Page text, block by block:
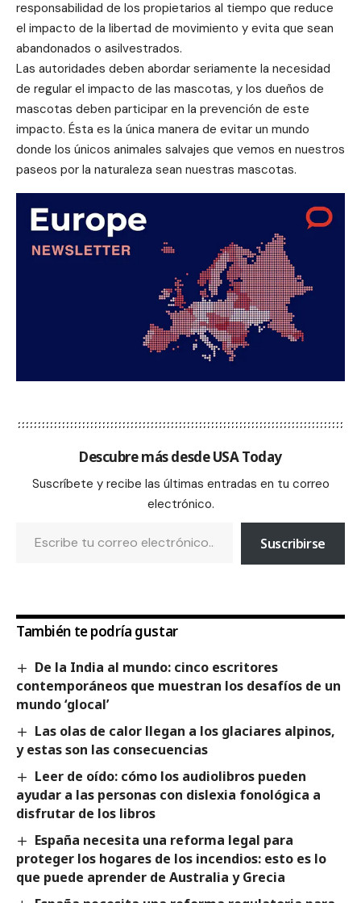
responsabilidad de los propietarios al tiempo que reduce
el impacto de la libertad de movimiento y evita que sean
abandonados o asilvestrados.
Las autoridades deben abordar seriamente la necesidad
de regular el impacto de las mascotas, y los dueños de
mascotas deben participar en la prevención de este
impacto. Ésta es la única manera de evitar un mundo
donde los únicos animales salvajes que vemos en nuestros
paseos por la naturaleza sean nuestras mascotas.
Descubre más desde USA Today
Suscríbete y recibe las últimas entradas en tu correo
electrónico.
Suscribirse
También te podría gustar
De la India al mundo: cinco escritores
contemporáneos que muestran los desafíos de un
mundo ‘glocal’
Las olas de calor llegan a los glaciares alpinos,
y estas son las consecuencias
Leer de oído: cómo los audiolibros pueden
ayudar a las personas con dislexia fonológica a
disfrutar de los libros
España necesita una reforma legal para
proteger los hogares de los incendios: esto es lo
que puede aprender de Australia y Grecia